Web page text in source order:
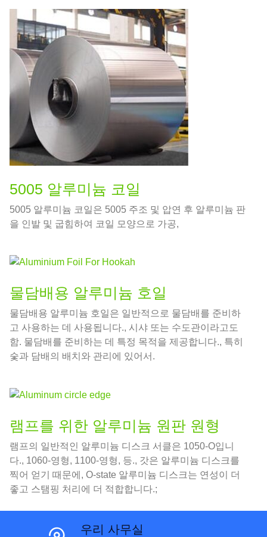
5005 알루미늄 코일
5005 알루미늄 코일은 5005 주조 및 압연 후 알루미늄 판
을 인발 및 굽힘하여 코일 모양으로 가공,
물담배용 알루미늄 호일
물담배용 알루미늄 호일은 일반적으로 물담배를 준비하
고 사용하는 데 사용됩니다., 시샤 또는 수도관이라고도
함. 물담배를 준비하는 데 특정 목적을 제공합니다., 특히
숯과 담배의 배치와 관리에 있어서.
램프를 위한 알루미늄 원판 원형
램프의 일반적인 알루미늄 디스크 서클은 1050-O입니
다., 1060-영형, 1100-영형, 등., 갓은 알루미늄 디스크를
찍어 얻기 때문에, O-state 알루미늄 디스크는 연성이 더
좋고 스탬핑 처리에 더 적합합니다.;
우리 사무실